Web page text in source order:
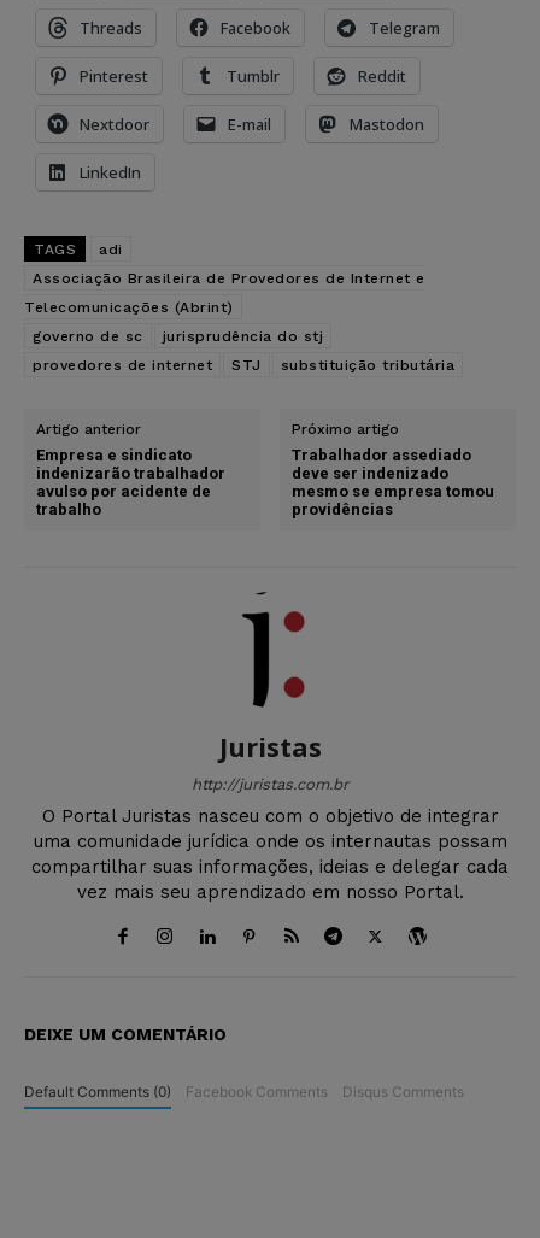
Threads Facebook Telegram
Pinterest Tumblr Reddit
Nextdoor E-mail Mastodon
LinkedIn
TAGS
adi
Associação Brasileira de Provedores de Internet e
Telecomunicações (Abrint)
governo de sc
jurisprudência do stj
provedores de internet
STJ substituição tributária
Artigo anterior
Empresa e sindicato
indenizarão trabalhador
avulso por acidente de
trabalho
Próximo artigo
Trabalhador assediado
deve ser indenizado
mesmo se empresa tomou
providências
Juristas
http://juristas.com.br
O Portal Juristas nasceu com o objetivo de integrar
uma comunidade jurídica onde os internautas possam
compartilhar suas informações, ideias e delegar cada
vez mais seu aprendizado em nosso Portal.
DEIXE UM COMENTÁRIO
Default Comments (0) Facebook Comments Disqus Comments